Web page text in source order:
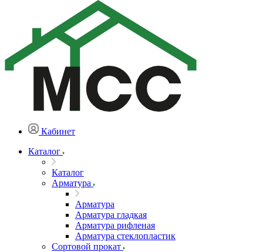
Кабинет
Каталог
Каталог
Арматура
Арматура
Арматура гладкая
Арматура рифленая
Арматура стеклопластик
Сортовой прокат